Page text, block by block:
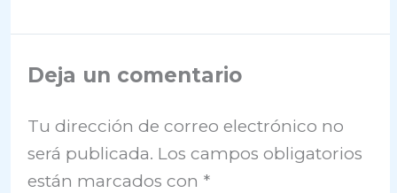
Deja un comentario
Tu dirección de correo electrónico no
será publicada. Los campos obligatorios
están marcados con *